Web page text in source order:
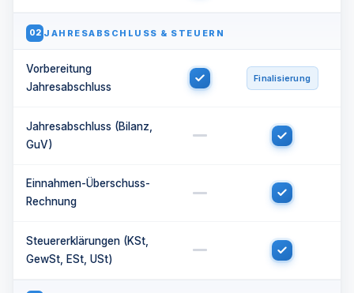
02 JAHRESABSCHLUSS & STEUERN
Vorbereitung
Jahresabschluss
Finalisierung
Jahresabschluss (Bilanz,
GuV)
Einnahmen-Überschuss-
Rechnung
Steuererklärungen (KSt,
GewSt, ESt, USt)